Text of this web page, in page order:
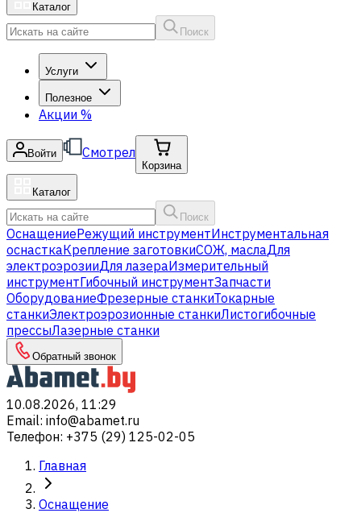
Каталог
Поиск
Услуги
Полезное
Акции %
Войти Смотрел
Корзина
Каталог
Поиск
ОснащениеРежущий инструментИнструментальная
оснасткаКрепление заготовкиСОЖ, маслаДля
электроэрозииДля лазераИзмерительный
инструментГибочный инструментЗапчасти
ОборудованиеФрезерные станкиТокарные
станкиЭлектроэрозионные станкиЛистогибочные
прессыЛазерные станки
Обратный звонок
10.08.2026, 11:29
Email: info@abamet.ru
Телефон: +375 (29) 125-02-05
Главная
Оснащение